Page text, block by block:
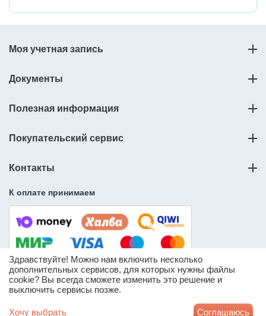
Моя учетная запись
Документы
Полезная информация
Покупательский сервис
Контакты
К оплате принимаем
© ООО «Слорос» – продажа мебельной фурнитуры.
* Информация о количестве товара носит справочный
характер и может отличаться от реального доступного
Здравствуйте! Можно нам включить несколько
дополнительных сервисов, для которых нужны файлы
cookie? Вы всегда сможете изменить это решение и
выключить сервисы позже.
Хочу выбрать Соглашаюсь